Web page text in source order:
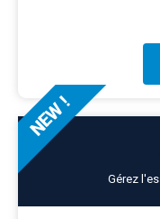
NEW !
Gérez